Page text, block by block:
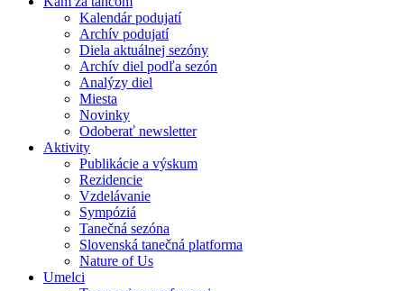
Kalendár podujatí
Archív podujatí
Diela aktuálnej sezóny
Archív diel podľa sezón
Analýzy diel
Miesta
Novinky
Odoberať newsletter
Aktivity
Publikácie a výskum
Rezidencie
Vzdelávanie
Sympóziá
Tanečná sezóna
Slovenská tanečná platforma
Nature of Us
Umelci